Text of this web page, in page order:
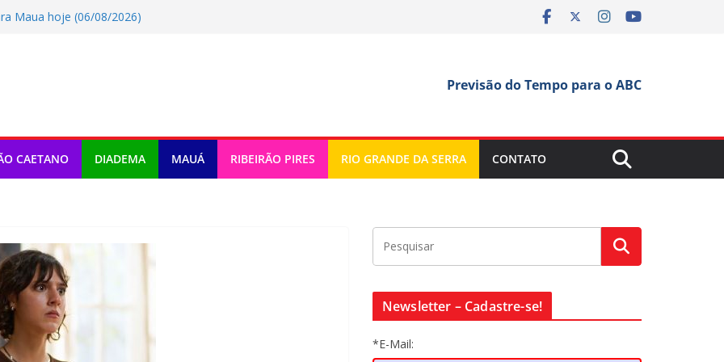
Maua hoje (06/08/2026)
Rio Grande Da Serra hoje
Ribeirao Pires hoje (06/08/2026)
Previsão do Tempo para o ABC
CAETANO DIADEMA MAUÁ RIBEIRÃO PIRES RIO GRANDE DA SERRA CONTATO
Newsletter – Cadastre-se!
*E-Mail: